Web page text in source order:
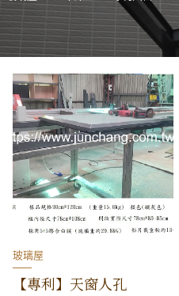
玻璃屋
【專利】天窗人孔